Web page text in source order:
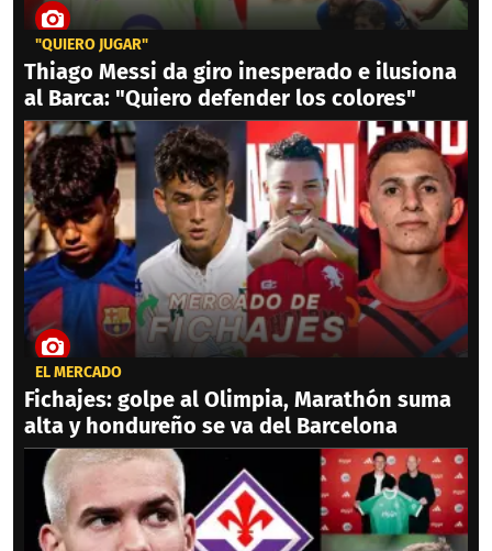
"QUIERO JUGAR"
Thiago Messi da giro inesperado e ilusiona
al Barca: "Quiero defender los colores"
EL MERCADO
Fichajes: golpe al Olimpia, Marathón suma
alta y hondureño se va del Barcelona